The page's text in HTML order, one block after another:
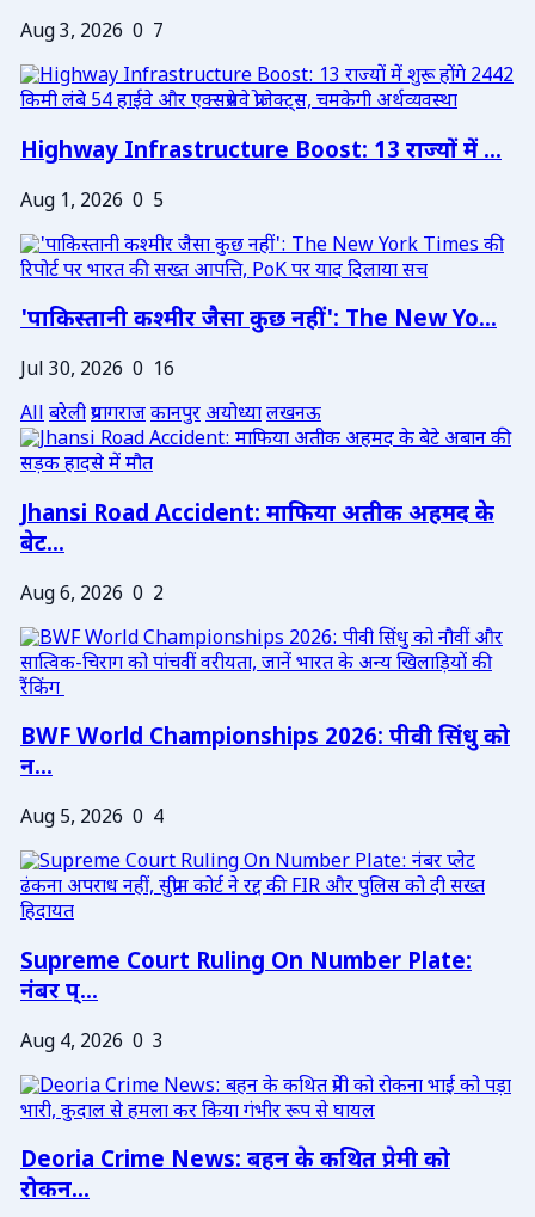
Aug 3, 2026 0 7
Highway Infrastructure Boost: 13 राज्यों में ...
Aug 1, 2026 0 5
'पाकिस्तानी कश्मीर जैसा कुछ नहीं': The New Yo...
Jul 30, 2026 0 16
Allबरेलीप्रयागराजकानपुरअयोध्यालखनऊ
Jhansi Road Accident: माफिया अतीक अहमद के
बेट...
Aug 6, 2026 0 2
BWF World Championships 2026: पीवी सिंधु को
न...
Aug 5, 2026 0 4
Supreme Court Ruling On Number Plate:
नंबर प्...
Aug 4, 2026 0 3
Deoria Crime News: बहन के कथित प्रेमी को
रोकन...